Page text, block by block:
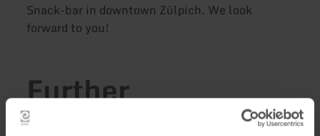
Snack-bar in downtown Zülpich. We look
forward to you!
Further
information